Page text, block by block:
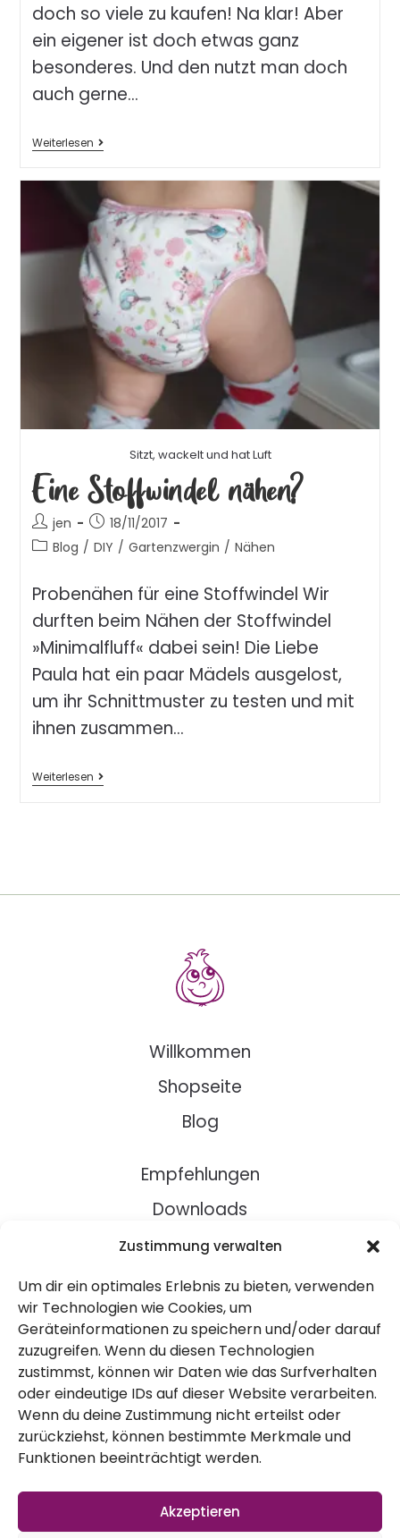
Zustimmung verwalten
Um dir ein optimales Erlebnis zu bieten, verwenden
wir Technologien wie Cookies, um
Geräteinformationen zu speichern und/oder darauf
zuzugreifen. Wenn du diesen Technologien
zustimmst, können wir Daten wie das Surfverhalten
oder eindeutige IDs auf dieser Website verarbeiten.
Wenn du deine Zustimmung nicht erteilst oder
zurückziehst, können bestimmte Merkmale und
Funktionen beeinträchtigt werden.
Akzeptieren
doch so viele zu kaufen! Na klar! Aber
ein eigener ist doch etwas ganz
besonderes. Und den nutzt man doch
auch gerne…
Weiterlesen
Sitzt, wackelt und hat Luft
Eine Stoffwindel nähen?
jen
18/11/2017
Blog / DIY / Gartenzwergin / Nähen
Probenähen für eine Stoffwindel Wir
durften beim Nähen der Stoffwindel
»Minimalfluff« dabei sein! Die Liebe
Paula hat ein paar Mädels ausgelost,
um ihr Schnittmuster zu testen und mit
ihnen zusammen…
Weiterlesen
Willkommen
Shopseite
Blog
Empfehlungen
Downloads
Rezepte
Über Uns
Kontakt
Impressum
Datenschutz
AGB
Widerruf